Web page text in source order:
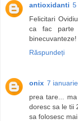
antioxidanti 5
Felicitari
ca fac parte
binecuvanteze!
Răspundeți
onix 7
prea tare...
doresc sa le tii
sa folosesc